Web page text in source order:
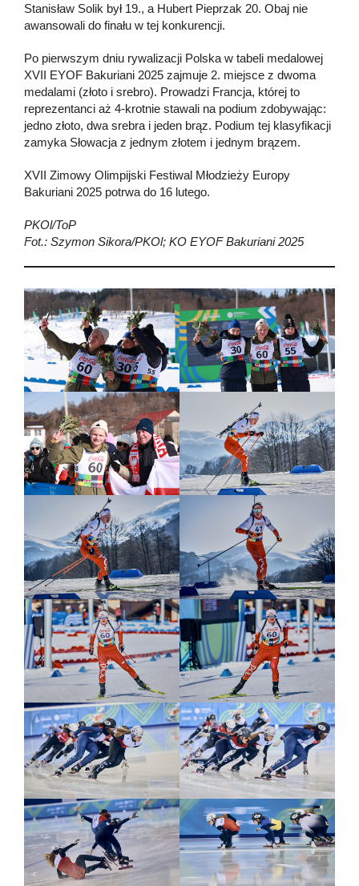
Stanisław Solik był 19., a Hubert Pieprzak 20. Obaj nie
awansowali do finału w tej konkurencji.
Po pierwszym dniu rywalizacji Polska w tabeli medalowej
XVII EYOF Bakuriani 2025 zajmuje 2. miejsce z dwoma
medalami (złoto i srebro). Prowadzi Francja, której to
reprezentanci aż 4-krotnie stawali na podium zdobywając:
jedno złoto, dwa srebra i jeden brąz. Podium tej klasyfikacji
zamyka Słowacja z jednym złotem i jednym brązem.
XVII Zimowy Olimpijski Festiwal Młodzieży Europy
Bakuriani 2025 potrwa do 16 lutego.
PKOl/ToP
Fot.: Szymon Sikora/PKOl; KO EYOF Bakuriani 2025